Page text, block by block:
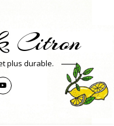
Citron
plus durable.